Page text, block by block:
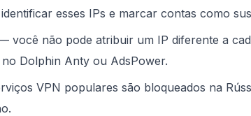
esses IPs e marcar contas como
você não pode atribuir um IP diferente a
Dolphin Anty ou AdsPower.
VPN populares são bloqueados na